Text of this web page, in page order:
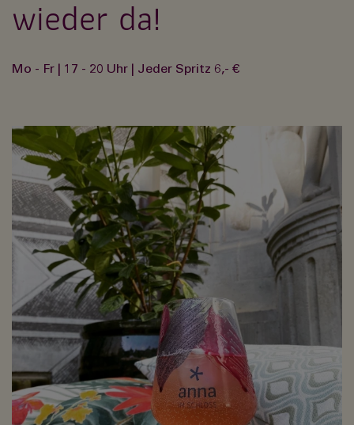
wieder da!
Mo - Fr | 17 - 20 Uhr | Jeder Spritz 6,- €